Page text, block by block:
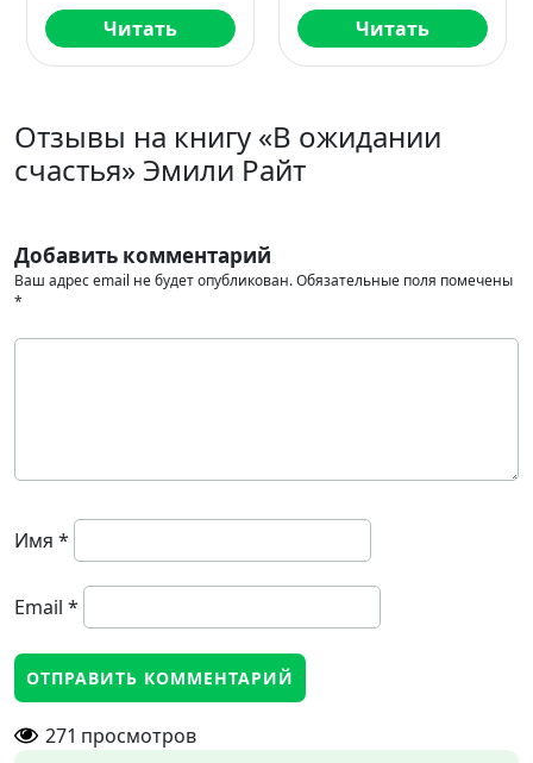
Читать Читать
Отзывы на книгу «В ожидании
счастья» Эмили Райт
Добавить комментарий
Ваш адрес email не будет опубликован.Обязательные поля помечены
*
Имя *
Email *
271 просмотров